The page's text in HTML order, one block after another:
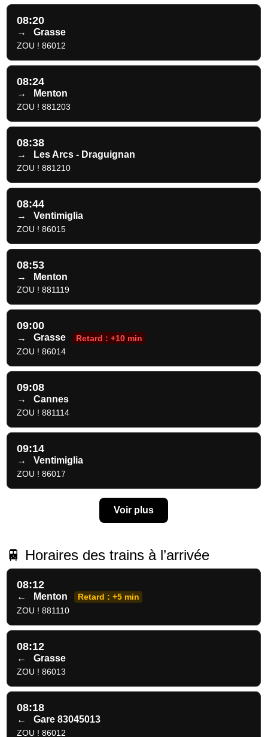
08:20
→ Grasse
ZOU ! 86012
08:24
→ Menton
ZOU ! 881203
08:38
→ Les Arcs - Draguignan
ZOU ! 881210
08:44
→ Ventimiglia
ZOU ! 86015
08:53
→ Menton
ZOU ! 881119
09:00
→ Grasse
Retard : +10 min
ZOU ! 86014
09:08
→ Cannes
ZOU ! 881114
09:14
→ Ventimiglia
ZOU ! 86017
Voir plus
🚆 Horaires des trains à l’arrivée
08:12
← Menton
Retard : +5 min
ZOU ! 881110
08:12
← Grasse
ZOU ! 86013
08:18
← Gare 83045013
ZOU ! 86012